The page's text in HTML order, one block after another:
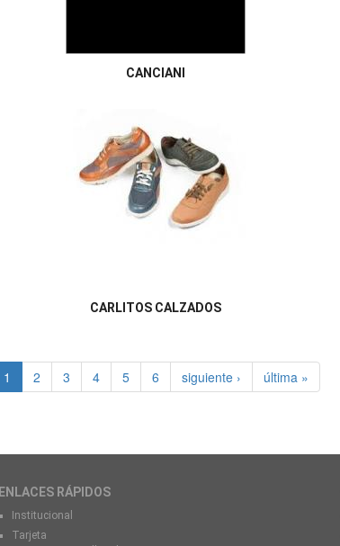
CANCIANI
CARLITOS CALZADOS
1 2 3 4 5 6 siguiente › última »
ENLACES RÁPIDOS
Institucional
Tarjeta